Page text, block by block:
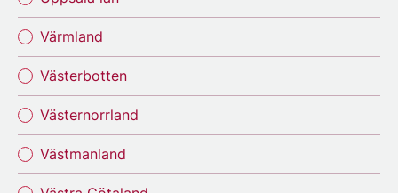
Värmland
Västerbotten
Västernorrland
Västmanland